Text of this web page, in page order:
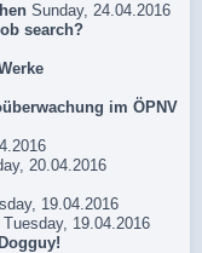
Sunday, 24.04.2016
search?
im ÖPNV
20.04.2016
19.04.2016
Tuesday, 19.04.2016